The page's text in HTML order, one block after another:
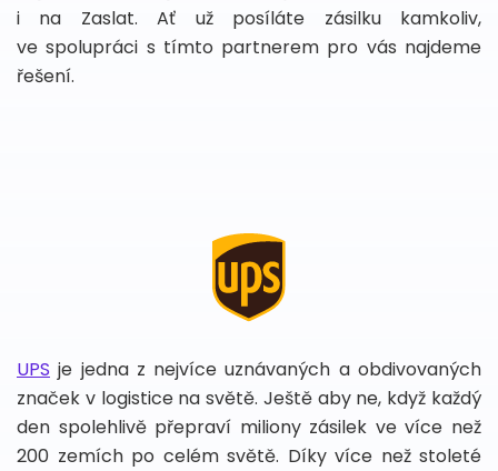
i na Zaslat. Ať už posíláte zásilku kamkoliv,
ve spolupráci s tímto partnerem pro vás najdeme
řešení.
UPS je jedna z nejvíce uznávaných a obdivovaných
značek v logistice na světě. Ještě aby ne, když každý
den spolehlivě přepraví miliony zásilek ve více než
200 zemích po celém světě. Díky více než stoleté